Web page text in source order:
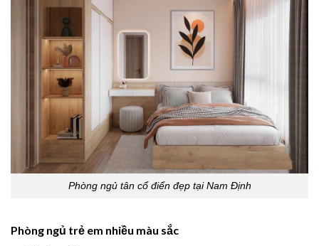
Phòng ngủ tân cổ điển đẹp tại Nam Định
Phòng ngủ trẻ em nhiều màu sắc